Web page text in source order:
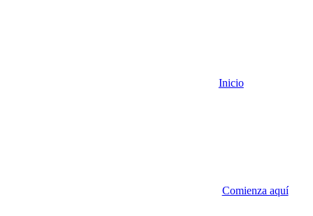
Inicio
Comienza aquí